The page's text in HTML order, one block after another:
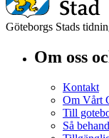
Göteborgs Stads
Om oss
Kontakt
Om Vårt
Till
Så